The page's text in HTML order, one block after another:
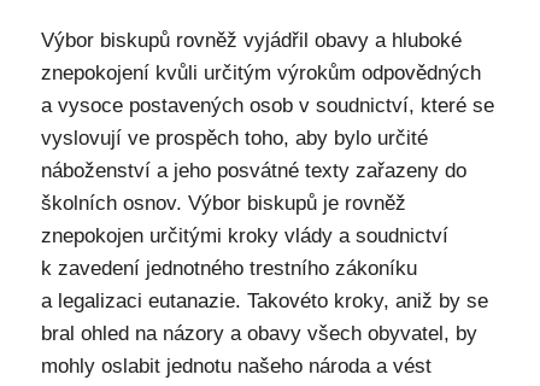
Výbor biskupů rovněž vyjádřil obavy a hluboké
znepokojení kvůli určitým výrokům odpovědných
a vysoce postavených osob v soudnictví, které se
vyslovují ve prospěch toho, aby bylo určité
náboženství a jeho posvátné texty zařazeny do
školních osnov. Výbor biskupů je rovněž
znepokojen určitými kroky vlády a soudnictví
k zavedení jednotného trestního zákoníku
a legalizaci eutanazie. Takovéto kroky, aniž by se
bral ohled na názory a obavy všech obyvatel, by
mohly oslabit jednotu našeho národa a vést